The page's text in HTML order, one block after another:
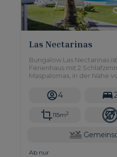
Las Nectarinas
Bungalow Las Nectarinas
Ferienhaus mit 2
Maspalomas, in der Nähe
Maspalomas und Meloneras.
4
115m2
Ab nur